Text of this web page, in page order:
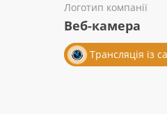
Логотип компанії
Веб-камера